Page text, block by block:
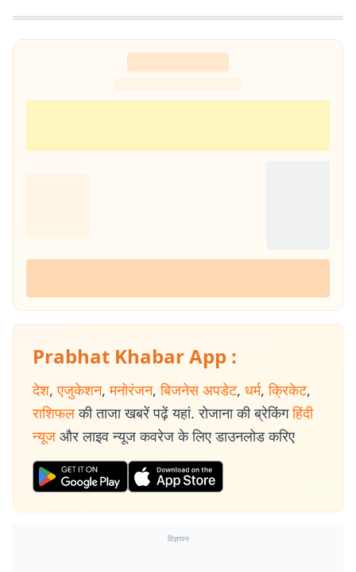
Prabhat Khabar App :
देश, एजुकेशन, मनोरंजन, बिजनेस अपडेट, धर्म, क्रिकेट,
राशिफल की ताजा खबरें पढ़ें यहां. रोजाना की ब्रेकिंग हिंदी
न्यूज और लाइव न्यूज कवरेज के लिए डाउनलोड करिए
विज्ञापन